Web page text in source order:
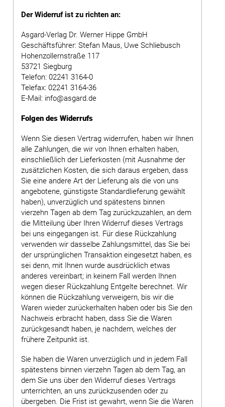
Der Widerruf ist zu richten an:
Asgard-Verlag Dr. Werner Hippe GmbH
Geschäftsführer: Stefan Maus, Uwe Schliebusch
Hohenzollernstraße 117
53721 Siegburg
Telefon: 02241 3164-0
Telefax: 02241 3164-36
E-Mail: info@asgard.de
Folgen des Widerrufs
Wenn Sie diesen Vertrag widerrufen, haben wir Ihnen
alle Zahlungen, die wir von Ihnen erhalten haben,
einschließlich der Lieferkosten (mit Ausnahme der
zusätzlichen Kosten, die sich daraus ergeben, dass
Sie eine andere Art der Lieferung als die von uns
angebotene, günstigste Standardlieferung gewählt
haben), unverzüglich und spätestens binnen
vierzehn Tagen ab dem Tag zurückzuzahlen, an dem
die Mitteilung über Ihren Widerruf dieses Vertrags
bei uns eingegangen ist. Für diese Rückzahlung
verwenden wir dasselbe Zahlungsmittel, das Sie bei
der ursprünglichen Transaktion eingesetzt haben, es
sei denn, mit Ihnen wurde ausdrücklich etwas
anderes vereinbart; in keinem Fall werden Ihnen
wegen dieser Rückzahlung Entgelte berechnet. Wir
können die Rückzahlung verweigern, bis wir die
Waren wieder zurückerhalten haben oder bis Sie den
Nachweis erbracht haben, dass Sie die Waren
zurückgesandt haben, je nachdem, welches der
frühere Zeitpunkt ist.
Sie haben die Waren unverzüglich und in jedem Fall
spätestens binnen vierzehn Tagen ab dem Tag, an
dem Sie uns über den Widerruf dieses Vertrags
unterrichten, an uns zurückzusenden oder zu
übergeben. Die Frist ist gewahrt, wenn Sie die Waren